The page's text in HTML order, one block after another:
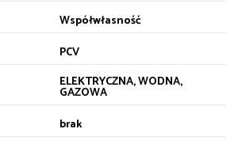
Współwłasność
PCV
ELEKTRYCZNA, WODNA,
GAZOWA
brak